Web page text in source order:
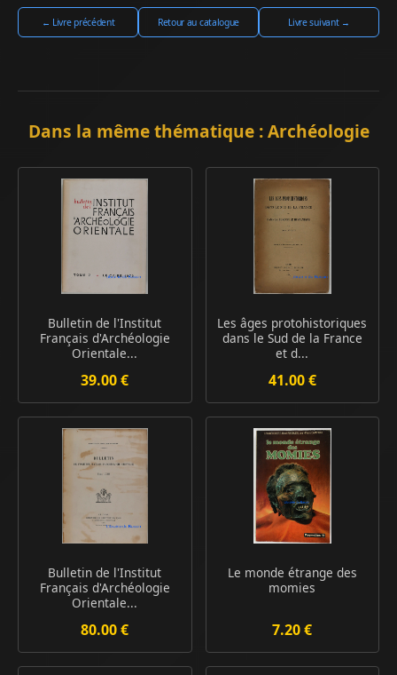
← Livre précédent Retour au catalogue Livre suivant →
Dans la même thématique : Archéologie
Bulletin de l'Institut
Français d'Archéologie
Orientale...
39.00 €
Les âges protohistoriques
dans le Sud de la France
et d...
41.00 €
Bulletin de l'Institut
Français d'Archéologie
Orientale...
80.00 €
Le monde étrange des
momies
7.20 €